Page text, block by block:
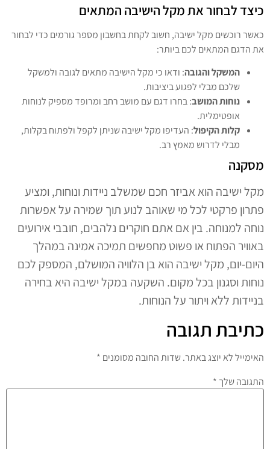
כיצד לבחור את מקל הישיבה המתאים
כאשר רוכשים מקל ישיבה, חשוב לקחת בחשבון מספר גורמים כדי לבחור
את הדגם המתאים לכם ביותר:
המשקל והגובה: ודאו כי מקל הישיבה מתאים לגובה ולמשקל
שלכם מבלי לפגוע ביציבות.
נוחות המושב: בחרו דגם עם מושב רחב ומרופד מספיק לנוחות
אופטימלית.
קלות הקיפול: העדיפו מקל ישיבה שניתן לקפל ולפתוח בקלות,
מבלי לדרוש מאמץ רב.
מסקנה
מקל ישיבה הוא אביזר חכם שמשלב ניידות ונוחות, ומציע
פתרון פרקטי לכל מי שאוהב לנוע תוך שמירה על אפשרות
נוחה למנוחה. בין אם אתם חוקרים נלהבים, חובבי אירועים
באוויר הפתוח או פשוט מחפשים תמיכה אמינה במהלך
היום-יום, מקל ישיבה הוא בן הלוויה המושלם, המספק לכם
נוחות וסגנון בכל מקום. השקעה במקל ישיבה היא בחירה
בניידות ללא ויתור על הנוחות.
כתיבת תגובה
האימייל לא יוצג באתר.שדות החובה מסומנים *
התגובה שלך *